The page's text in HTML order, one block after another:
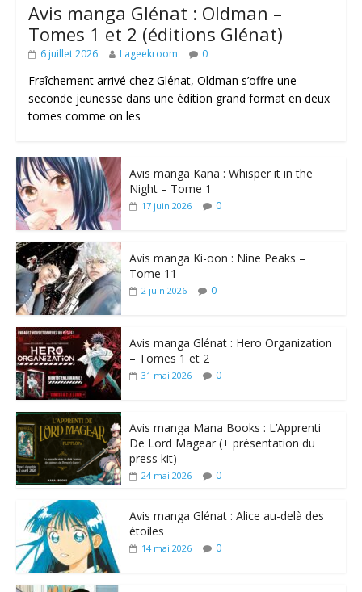
Avis manga Glénat : Oldman –
Tomes 1 et 2 (éditions Glénat)
6 juillet 2026 Lageekroom 0
Fraîchement arrivé chez Glénat, Oldman s’offre une
seconde jeunesse dans une édition grand format en deux
tomes comme on les
Avis manga Kana : Whisper it in the
Night – Tome 1
17 juin 2026 0
Avis manga Ki-oon : Nine Peaks –
Tome 11
2 juin 2026 0
Avis manga Glénat : Hero Organization
– Tomes 1 et 2
31 mai 2026 0
Avis manga Mana Books : L’Apprenti
De Lord Magear (+ présentation du
press kit)
24 mai 2026 0
Avis manga Glénat : Alice au-delà des
étoiles
14 mai 2026 0